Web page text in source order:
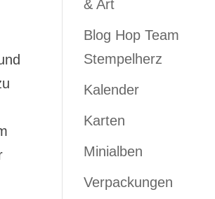
& Art
Blog Hop Team
Stempelherz
Kalender
Karten
Minialben
Verpackungen